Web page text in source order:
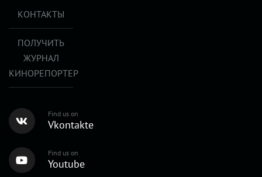
КОНТАКТЫ
ПОЛУЧИТЬ
ЖУРНАЛ
КИНОРЕПОРТЕР
Find us on
Vkontakte
Find us on
Youtube